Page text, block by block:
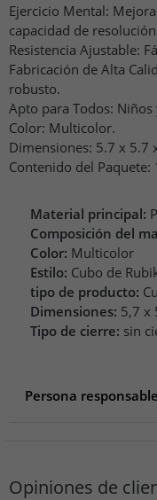
Ejercicio Mental:
capacidad de
Resistencia Ajustable:
Fabricación de Alta
robusto.
Apto para Todos: Niños
Color: Multicolor.
Dimensiones: 5.7 x 5.7
Contenido del Paquete:
Material principal:
Composición del
Color: Multicolor
Estilo: Cubo de
tipo de producto:
Dimensiones: 5,7 x
Tipo de cierre: sin
Persona
6923 Lauterach
Opiniones de